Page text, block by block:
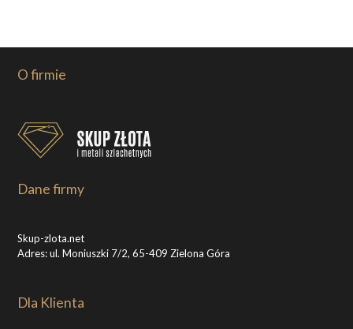
O firmie
Dane firmy
Skup-zlota.net
Adres: ul. Moniuszki 7/2, 65-409 Zielona Góra
Dla Klienta